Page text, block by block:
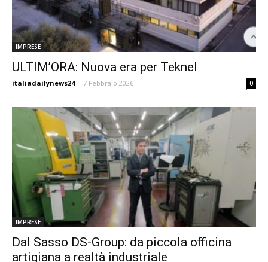
IMPRESE
ULTIM’ORA: Nuova era per Teknel
italiadailynews24 - 7 Febbraio 2026 0
IMPRESE
Dal Sasso DS-Group: da piccola officina
artigiana a realtà industriale